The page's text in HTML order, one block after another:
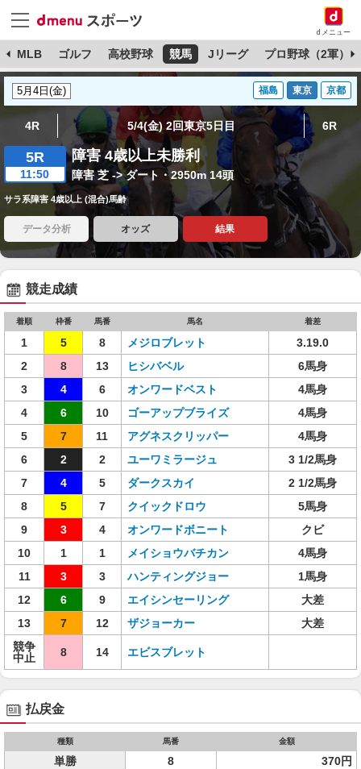
dメニュー
MLB ゴルフ 高校野球 競馬 Jリーグ プロ野球（2軍）
福島 東京 京都
4R 5/4(金) 2回東京5日目 6R
5R
11:50
障害 4歳以上未勝利
障害 芝 -> ダート・2950m 14頭
サラ系障害 4歳以上 (混合)馬齢
データ分析 オッズ 結果
競走成績
着順 枠番 馬番 馬名 着差
1 5 8 メジロブレット
3.19.0
2
8 13 ヒシバベル
6馬身
3
4 6 オンワードベスト
4馬身
4
6 10 ゴーアップブライズ
4馬身
5
7 11 アグネスクリッパー
4馬身
6
2 2 ユーワミラージュ
3 1/2馬身
7
4 5 ダークスカイ
2 1/2馬身
8
5 7 クイックドロウ
5馬身
9
3 4 オンワードボニート
クビ
10
1 1 メイショウバチカン
4馬身
11
3 3 ハンティングジョー
1馬身
12
6 9 エイシンセーリング
大差
13
7 12 ザジョーカー
大差
競争
中止
8 14 エビスブレット
払戻金
種類 馬番 金額
単勝 8 370円